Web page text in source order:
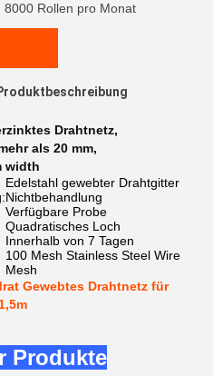
Rollen pro Monat
Drahtnetz,
als 20 mm,
width
Edelstahl gewebter Drahtgitter
Nichtbehandlung
Verfügbare Probe
Quadratisches Loch
Innerhalb von 7 Tagen
100 Mesh Stainless Steel Wire
Mesh
Gewebtes Drahtnetz für
Produkte